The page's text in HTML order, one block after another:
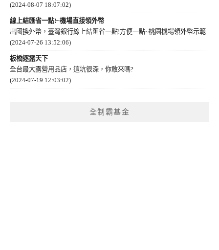
(2024-08-07 18:07:02)
線上結匯省一點!~機場直接領外幣
出國換外幣，臺灣銀行線上結匯省一點!方便一點~桃園機場領外幣示範
(2024-07-26 13:52:06)
板橋逐露天下
全台最大露營用品店，這坑很深，你敢來嗎?
(2024-07-19 12:03:02)
全制霸基金